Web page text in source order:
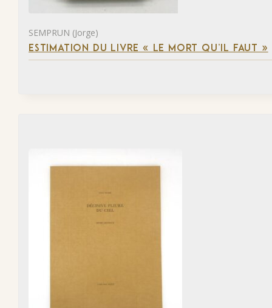
SEMPRUN (Jorge)
ESTIMATION DU LIVRE « LE MORT QU’IL FAUT »